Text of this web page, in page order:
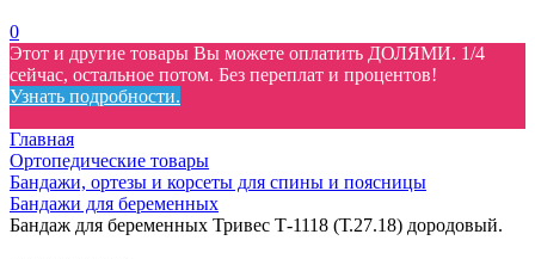
0
Этот и другие товары Вы можете оплатить ДОЛЯМИ. 1/4
сейчас, остальное потом. Без переплат и процентов!
Узнать подробности.
Главная
Ортопедические товары
Бандажи, ортезы и корсеты для спины и поясницы
Бандажи для беременных
Бандаж для беременных Тривес Т-1118 (Т.27.18) дородовый.